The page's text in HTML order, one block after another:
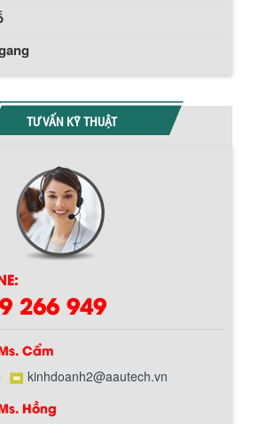
TƯ VẤN KỸ THUẬT
266 949
Cẩm
kinhdoanh2@aautech.vn
Hồng